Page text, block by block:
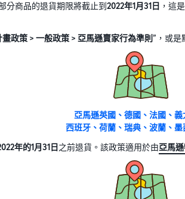
分商品的退貨期限將截止到2022年1月31日 ，這
政策 > 一般政策 > 亞馬遜賣家行為準則 ”，或是
亞馬遜英國、德國、法國、義
西班牙、荷蘭、瑞典、波蘭、墨
年的1月31日之前退貨。該政策適用於由亞馬遜